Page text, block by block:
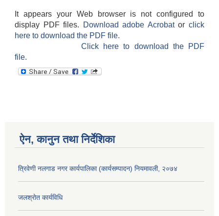
It appears your Web browser is not configured to
display PDF files.
Download adobe Acrobatorclick
here to download the PDF file.
Click here to download the PDF
file.
ऐन, कानुन तथा निर्देशिका
त्रिवेणी नलगाड नगर कार्यपालिका (कार्यसम्पादन) नियमावली, २०७४
जलश्राेत कार्यविधि